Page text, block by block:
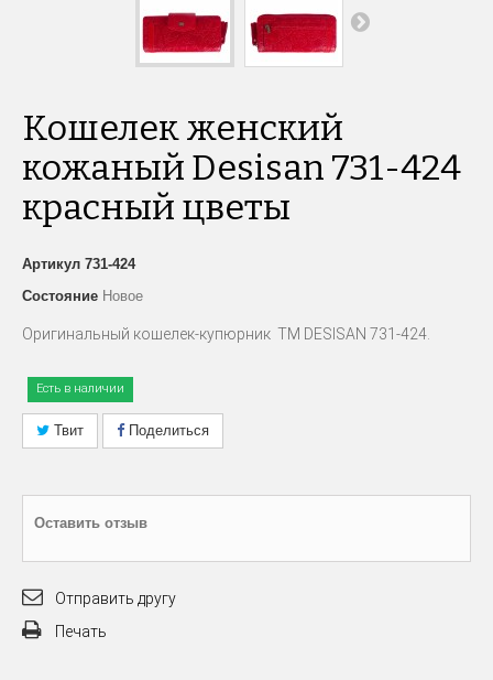
Кошелек женский
кожаный Desisan 731-424
красный цветы
Артикул 731-424
Состояние Новое
Оригинальный кошелек-купюрник ТМ DESISAN 731-424.
Есть в наличии
Твит Поделиться
Оставить отзыв
Отправить другу
Печать